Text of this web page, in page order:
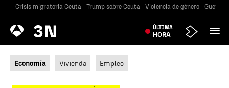
Crisis migratoria Ceuta Trump sobre Ceuta Violencia de género Guerra
Antena
3 Noticias ÚLTIMA
HORA
Economía Vivienda Empleo